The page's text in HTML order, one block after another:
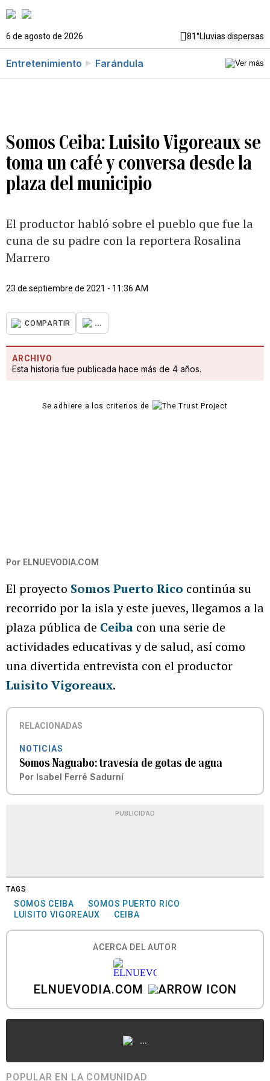
6 de agosto de 2026 81°Lluvias dispersas
Entretenimiento Farándula
Somos Ceiba: Luisito Vigoreaux se
toma un café y conversa desde la
plaza del municipio
El productor habló sobre el pueblo que fue la
cuna de su padre con la reportera Rosalina
Marrero
23 de septiembre de 2021 - 11:36 AM
COMPARTIR ...
ARCHIVO
Esta historia fue publicada hace más de 4 años.
Se adhiere a los criterios de
Por ELNUEVODIA.COM
El proyecto Somos Puerto Rico continúa su
recorrido por la isla y este jueves, llegamos a la
plaza pública de Ceiba con una serie de
actividades educativas y de salud, así como
una divertida entrevista con el productor
Luisito Vigoreaux.
RELACIONADAS
NOTICIAS
Somos Naguabo: travesía de gotas de agua
Por Isabel Ferré Sadurní
PUBLICIDAD
TAGS
SOMOS CEIBA
SOMOS PUERTO RICO
LUISITO VIGOREAUX
CEIBA
ACERCA DEL AUTOR
ELNUEVODIA.COM
...
POPULAR EN LA COMUNIDAD